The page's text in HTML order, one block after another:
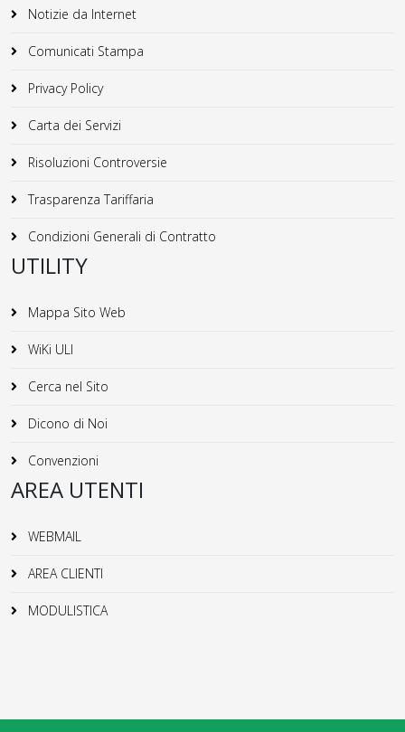
Notizie da Internet
Comunicati Stampa
Privacy Policy
Carta dei Servizi
Risoluzioni Controversie
Trasparenza Tariffaria
Condizioni Generali di Contratto
UTILITY
Mappa Sito Web
WiKi ULI
Cerca nel Sito
Dicono di Noi
Convenzioni
AREA UTENTI
WEBMAIL
AREA CLIENTI
MODULISTICA